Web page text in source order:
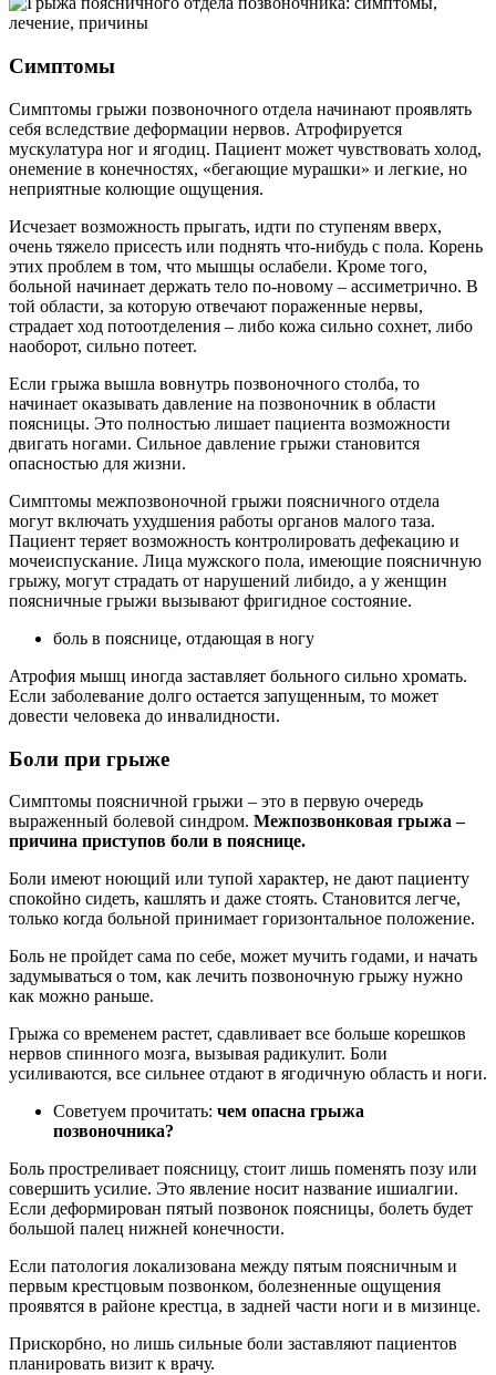
Симптомы
Симптомы грыжи позвоночного отдела начинают проявлять
себя вследствие деформации нервов. Атрофируется
мускулатура ног и ягодиц. Пациент может чувствовать холод,
онемение в конечностях, «бегающие мурашки» и легкие, но
неприятные колющие ощущения.
Исчезает возможность прыгать, идти по ступеням вверх,
очень тяжело присесть или поднять что-нибудь с пола. Корень
этих проблем в том, что мышцы ослабели. Кроме того,
больной начинает держать тело по-новому – ассиметрично. В
той области, за которую отвечают пораженные нервы,
страдает ход потоотделения – либо кожа сильно сохнет, либо
наоборот, сильно потеет.
Если грыжа вышла вовнутрь позвоночного столба, то
начинает оказывать давление на позвоночник в области
поясницы. Это полностью лишает пациента возможности
двигать ногами. Сильное давление грыжи становится
опасностью для жизни.
Симптомы межпозвоночной грыжи поясничного отдела
могут включать ухудшения работы органов малого таза.
Пациент теряет возможность контролировать дефекацию и
мочеиспускание. Лица мужского пола, имеющие поясничную
грыжу, могут страдать от нарушений либидо, а у женщин
поясничные грыжи вызывают фригидное состояние.
боль в пояснице, отдающая в ногу
Атрофия мышц иногда заставляет больного сильно хромать.
Если заболевание долго остается запущенным, то может
довести человека до инвалидности.
Боли при грыже
Симптомы поясничной грыжи – это в первую очередь
выраженный болевой синдром. Межпозвонковая грыжа –
причина приступов боли в пояснице.
Боли имеют ноющий или тупой характер, не дают пациенту
спокойно сидеть, кашлять и даже стоять. Становится легче,
только когда больной принимает горизонтальное положение.
Боль не пройдет сама по себе, может мучить годами, и начать
задумываться о том, как лечить позвоночную грыжу нужно
как можно раньше.
Грыжа со временем растет, сдавливает все больше корешков
нервов спинного мозга, вызывая радикулит. Боли
усиливаются, все сильнее отдают в ягодичную область и ноги.
Советуем прочитать: чем опасна грыжа
позвоночника?
Боль простреливает поясницу, стоит лишь поменять позу или
совершить усилие. Это явление носит название ишиалгии.
Если деформирован пятый позвонок поясницы, болеть будет
большой палец нижней конечности.
Если патология локализована между пятым поясничным и
первым крестцовым позвонком, болезненные ощущения
проявятся в районе крестца, в задней части ноги и в мизинце.
Прискорбно, но лишь сильные боли заставляют пациентов
планировать визит к врачу.